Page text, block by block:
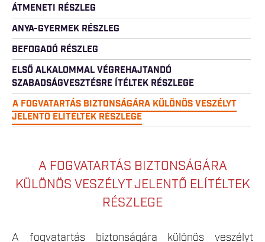
ÁTMENETI RÉSZLEG
ANYA-GYERMEK RÉSZLEG
BEFOGADÓ RÉSZLEG
ELSŐ ALKALOMMAL VÉGREHAJTANDÓ
SZABADSÁGVESZTÉSRE ÍTÉLTEK RÉSZLEGE
A FOGVATARTÁS BIZTONSÁGÁRA KÜLÖNÖS VESZÉLYT
JELENTŐ ELÍTÉLTEK RÉSZLEGE
A FOGVATARTÁS BIZTONSÁGÁRA
KÜLÖNÖS VESZÉLYT JELENTŐ ELÍTÉLTEK
RÉSZLEGE
A fogvatartás biztonságára különös veszélyt